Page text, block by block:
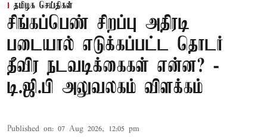
தமிழக செய்திகள்
சிங்கப்பெண் சிறப்பு அதிரடி
படையால் எடுக்கப்பட்ட தொடர்
தீவிர நடவடிக்கைகள் என்ன? -
டி.ஜி.பி அலுவலகம் விளக்கம்
Published on: 07 Aug 2026, 12:05 pm